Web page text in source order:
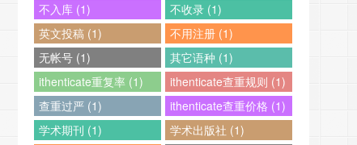
不入库 (1)
不收录 (1)
英文投稿 (1)
不用注册 (1)
无帐号 (1)
其它语种 (1)
ithenticate重复率 (1)
ithenticate查重规则 (1)
查重过严 (1)
ithenticate查重价格 (1)
学术期刊 (1)
学术出版社 (1)